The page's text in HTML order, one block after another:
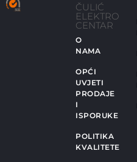
ČULIĆ
ELEKTRO
CENTAR
O
NAMA
OPĆI
UVJETI
PRODAJE
I
ISPORUKE
POLITIKA
KVALITETE